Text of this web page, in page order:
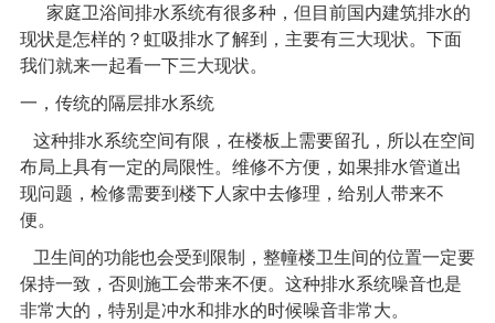
家庭卫浴间排水系统有很多种，但目前国内建筑排水的
现状是怎样的？虹吸排水了解到，主要有三大现状。下面
我们就来一起看一下三大现状。
一，传统的隔层排水系统
这种排水系统空间有限，在楼板上需要留孔，所以在空间
布局上具有一定的局限性。维修不方便，如果排水管道出
现问题，检修需要到楼下人家中去修理，给别人带来不
便。
卫生间的功能也会受到限制，整幢楼卫生间的位置一定要
保持一致，否则施工会带来不便。这种排水系统噪音也是
非常大的，特别是冲水和排水的时候噪音非常大。